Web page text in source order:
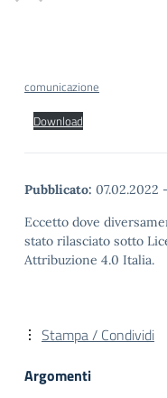
comunicazione
Download
Pubblicato: 07.02.2022 -
Eccetto dove
stato rilasciato sotto
Attribuzione 4.0 Italia.
Stampa / Condividi
Argomenti